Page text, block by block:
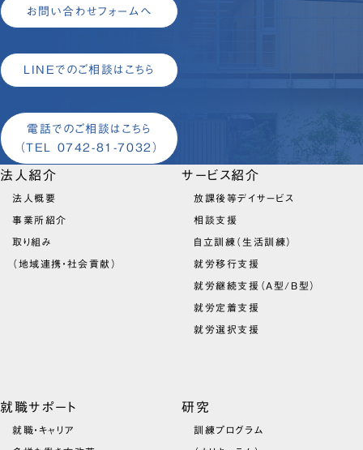
お問い合わせフォームへ
LINEでのご相談はこちら
電話でのご相談はこちら
（TEL 0742-81-7032）
法人紹介
法人概要
事業所紹介
取り組み
（地域連携・社会貢献）
サービス紹介
放課後等デイサービス
相談支援
自立訓練（生活訓練）
就労移行支援
就労継続支援（A型/B型）
就労定着支援
就労選択支援
就職サポート
就職・キャリア
研究
訓練プログラム